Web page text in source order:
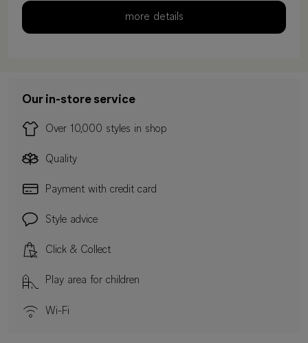
more details
Our in-store service
Over 10,000 styles in shop
Quality
Payment with credit card
Style advice
Click & Collect
Play area for children
Wi-Fi